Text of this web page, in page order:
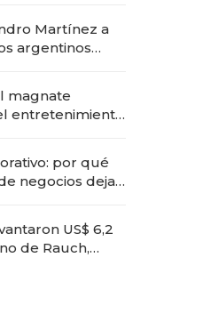
Martínez a
argentinos
magnate
entretenimiento
por qué
negocios dejan
US$ 6,2
de Rauch,